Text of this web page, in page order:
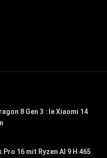
8 Gen 3 : le Xiaomi 14
16 mit Ryzen AI 9 H 465